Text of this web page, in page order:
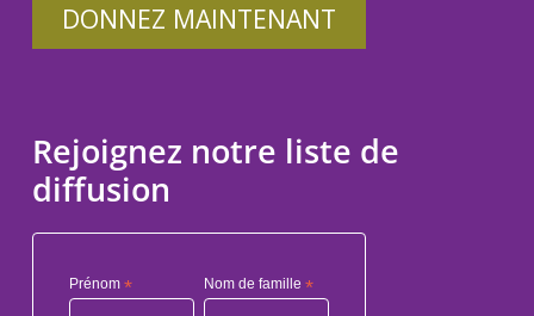
DONNEZ MAINTENANT
Rejoignez notre liste de
diffusion
Prénom * Nom de famille*